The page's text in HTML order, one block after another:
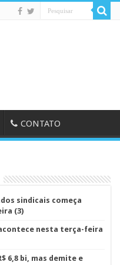
CONTATO
sindicais começa
(3)
nesta terça-feira
6,8 bi, mas demite e